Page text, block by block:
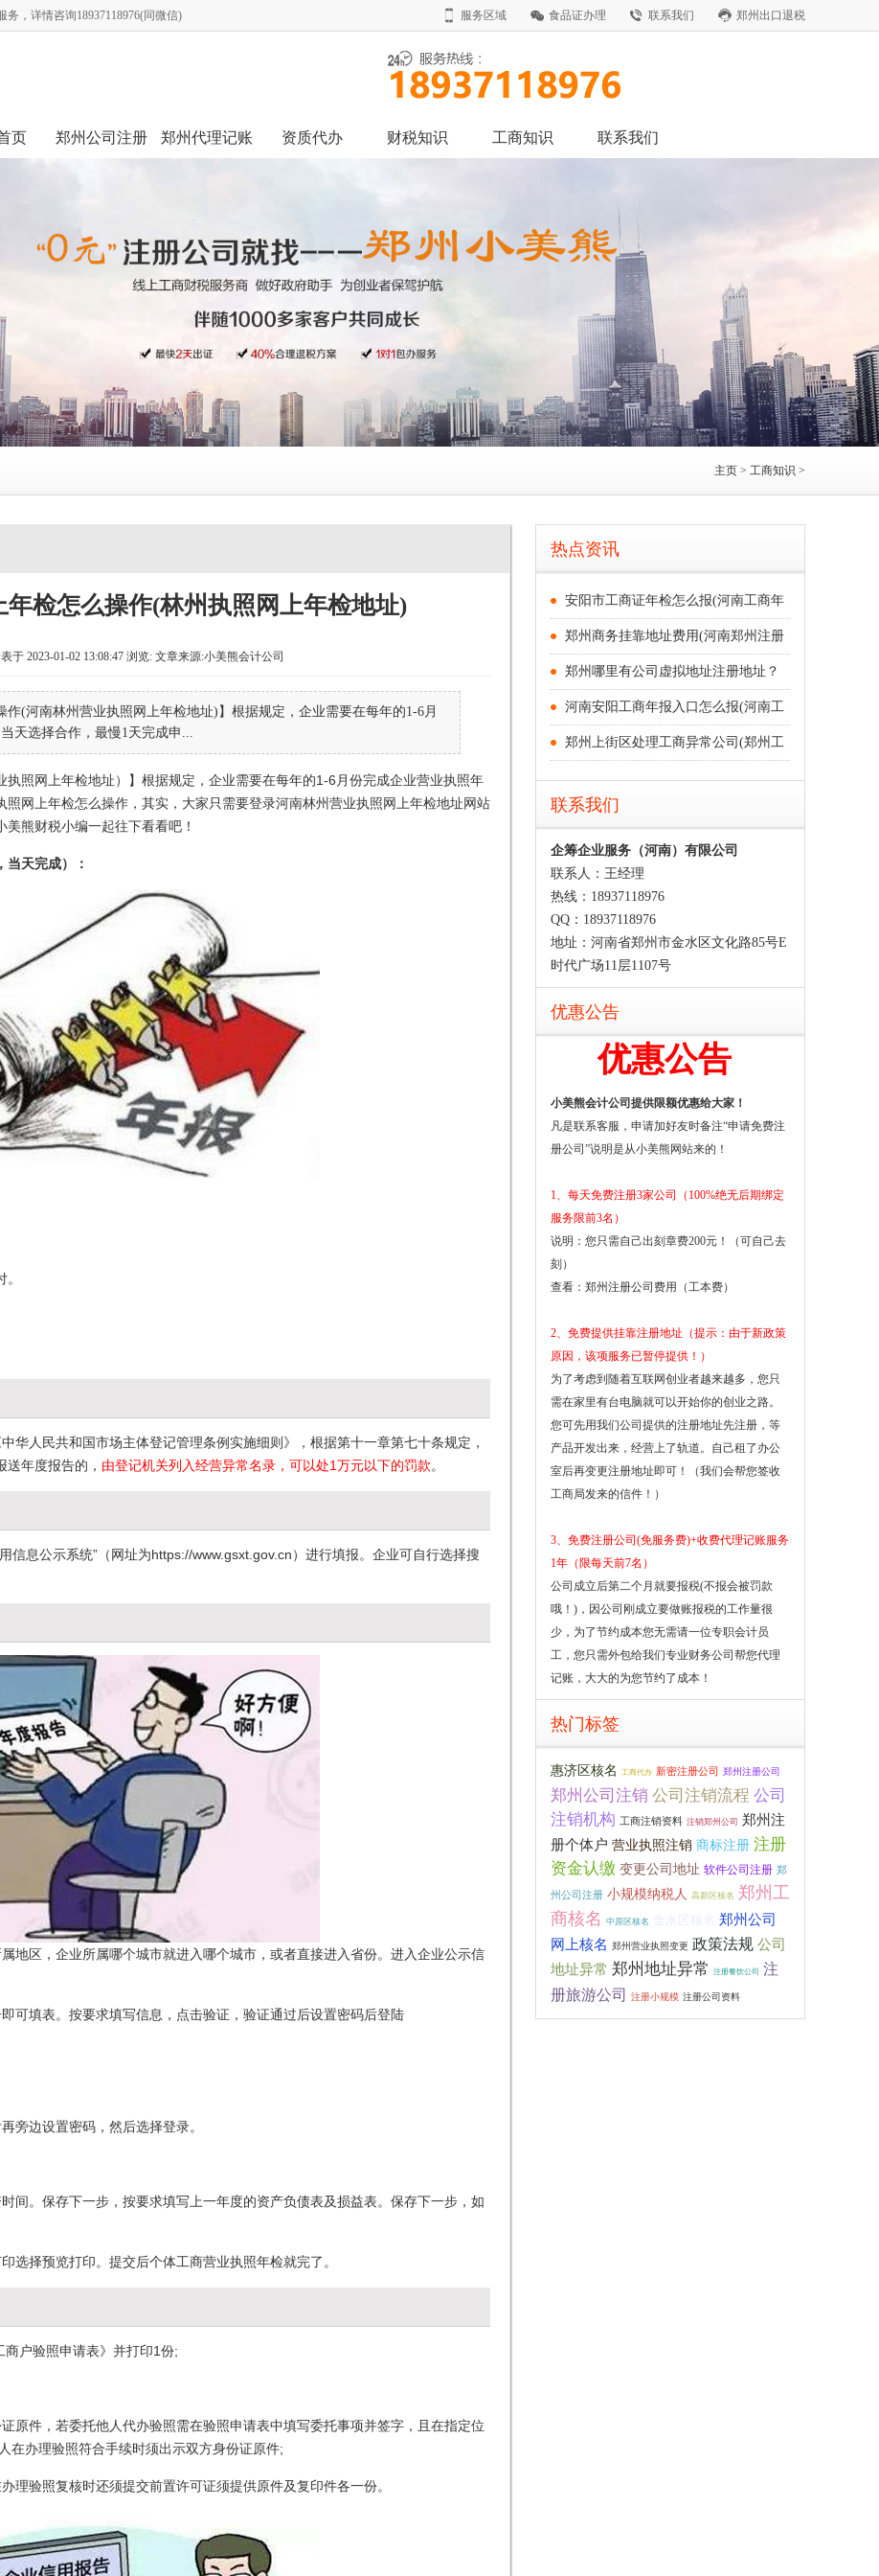
，详情咨询18937118976(同微信) 服务区域 食品证办理 联系我们 郑州出口退税
页 郑州公司注册 郑州代理记账 资质代办 财税知识 工商知识 联系我们
主页 > 工商知识 >
检怎么操作(林州执照网上年检地址)
于 2023-01-02 13:08:47 浏览: 文章来源:小美熊会计公司
(河南林州营业执照网上年检地址)】根据规定，企业需要在每年的1-6月
天选择合作，最慢1天完成申...
执照网上年检地址）】根据规定，企业需要在每年的1-6月份完成企业营业执照年
网上年检怎么操作，其实，大家只需要登录河南林州营业执照网上年检地址网站
熊财税小编一起往下看看吧！
天完成）：
华人民共和国市场主体登记管理条例实施细则》，根据第十一章第七十条规定，
年度报告的， 由登记机关列入经营异常名录，可以处1万元以下的罚款。
信息公示系统”（网址为https://www.gsxt.gov.cn）进行填报。企业可自行选择搜
地区，企业所属哪个城市就进入哪个城市，或者直接进入省份。进入企业公示信
可填表。按要求填写信息，点击验证，验证通过后设置密码后登陆
旁边设置密码，然后选择登录。
间。保存下一步，按要求填写上一年度的资产负债表及损益表。保存下一步，如
选择预览打印。提交后个体工商营业执照年检就完了。
户验照申请表》并打印1份;
原件，若委托他人代办验照需在验照申请表中填写委托事项并签字，且在指定位
在办理验照符合手续时须出示双方身份证原件;
理验照复核时还须提交前置许可证须提供原件及复印件各一份。
热点资讯
安阳市工商证年检怎么报(河南工商年
郑州商务挂靠地址费用(河南郑州注册
郑州哪里有公司虚拟地址注册地址？
河南安阳工商年报入口怎么报(河南工
郑州上街区处理工商异常公司(郑州工
联系我们
企筹企业服务（河南）有限公司
联系人：王经理
热线：18937118976
QQ：18937118976
地址：河南省郑州市金水区文化路85号E
时代广场11层1107号
优惠公告
优惠公告
小美熊会计公司提供限额优惠给大家！
凡是联系客服，申请加好友时备注“申请免费注
册公司”说明是从小美熊网站来的！
1、每天免费注册3家公司（100%绝无后期绑定
服务限前3名）
说明：您只需自己出刻章费200元！（可自己去
刻）
查看： 郑州注册公司费用（工本费）
2、免费提供挂靠注册地址（提示：由于新政策
原因，该项服务已暂停提供！）
为了考虑到随着互联网创业者越来越多，您只
需在家里有台电脑就可以开始你的创业之路。
您可先用我们公司提供的注册地址先注册，等
产品开发出来，经营上了轨道。自己租了办公
室后再变更注册地址即可！（我们会帮您签收
工商局发来的信件！）
3、免费注册公司(免服务费)+收费代理记账服务
1年（限每天前7名）
公司成立后第二个月就要报税(不报会被罚款
哦！)，因公司刚成立要做账报税的工作量很
少，为了节约成本您无需请一位专职会计员
工，您只需外包给我们专业财务公司帮您代理
记账，大大的为您节约了成本！
热门标签
惠济区核名 工商代办 新密注册公司 郑州注册公司
郑州公司注销 公司注销流程 公司
注销机构 工商注销资料 注销郑州公司 郑州注
册个体户 营业执照注销 商标注册 注册
资金认缴 变更公司地址 软件公司注册 郑
州公司注册 小规模纳税人 高新区核名 郑州工
商核名
中原区核名
郑州公司
网上核名 郑州营业执照变更 政策法规 公司
地址异常 郑州地址异常 注册餐饮公司
注
册旅游公司
注册小规模 注册公司资料